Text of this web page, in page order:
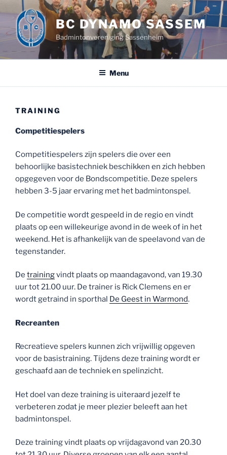
de
inhoud
BC DYNAMO SASSEM
Badmintonvereniging Sassenheim
Menu
TRAINING
Competitiespelers
Competitiespelers zijn spelers die over een
behoorlijke basistechniek beschikken en zich hebben
opgegeven voor de Bondscompetitie. Deze spelers
hebben 3-5 jaar ervaring met het badmintonspel.
De competitie wordt gespeeld in de regio en vindt
plaats op een willekeurige avond in de week of in het
weekend. Het is afhankelijk van de speelavond van de
tegenstander.
De trainingvindt plaats op maandagavond, van 19.30
uur tot 21.00 uur. De trainer is Rick Clemens en er
wordt getraind in sporthal De Geest in Warmond.
Recreanten
Recreatieve spelers kunnen zich vrijwillig opgeven
voor de basistraining. Tijdens deze training wordt er
geschaafd aan de techniek en spelinzicht.
Het doel van deze training is uiteraard jezelf te
verbeteren zodat je meer plezier beleeft aan het
badmintonspel.
Deze training vindt plaats op vrijdagavond van 20.30